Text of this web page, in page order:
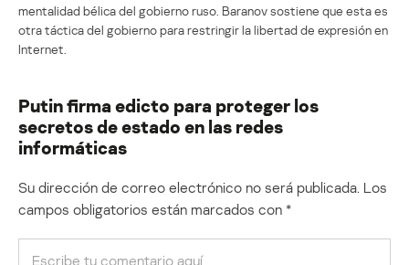
mentalidad bélica del gobierno ruso. Baranov sostiene que esta es
otra táctica del gobierno para restringir la libertad de expresión en
Internet.
Putin firma edicto para proteger los
secretos de estado en las redes
informáticas
Su dirección de correo electrónico no será publicada. Los
campos obligatorios están marcados con *